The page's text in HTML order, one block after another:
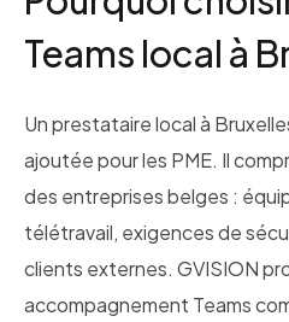
Teams local à
Un prestataire local à
ajoutée pour les PME. Il
des entreprises belges :
télétravail, exigences de
clients externes. GVISION
accompagnement Teams